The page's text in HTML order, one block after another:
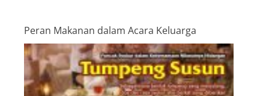
Peran Makanan dalam Acara Keluarga